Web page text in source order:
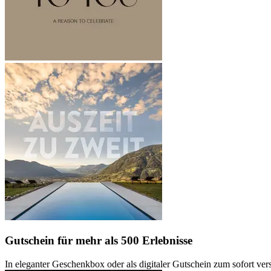
Gutschein für mehr als 500 Erlebnisse
In eleganter Geschenkbox oder als digitaler Gutschein zum sofort